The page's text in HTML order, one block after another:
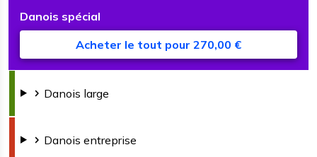
Danois spécial
Acheter le tout pour 270,00 €
Danois large
Danois entreprise